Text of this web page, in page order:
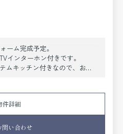
ーム完成予定。
インターホン付きです。
ムキッチン付きなので、お料
件詳細
問い合わせ